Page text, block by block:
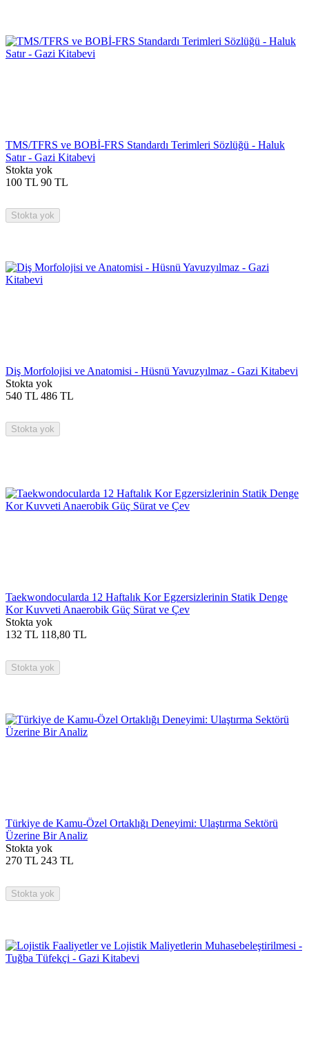
TMS/TFRS ve BOBİ-FRS Standardı Terimleri Sözlüğü - Haluk
Satır - Gazi Kitabevi
Stokta yok
100 TL 90 TL
Stokta yok
Diş Morfolojisi ve Anatomisi - Hüsnü Yavuzyılmaz - Gazi Kitabevi
Stokta yok
540 TL 486 TL
Stokta yok
Taekwondocularda 12 Haftalık Kor Egzersizlerinin Statik Denge
Kor Kuvveti Anaerobik Güç Sürat ve Çev
Stokta yok
132 TL 118,80 TL
Stokta yok
Türkiye de Kamu-Özel Ortaklığı Deneyimi: Ulaştırma Sektörü
Üzerine Bir Analiz
Stokta yok
270 TL 243 TL
Stokta yok